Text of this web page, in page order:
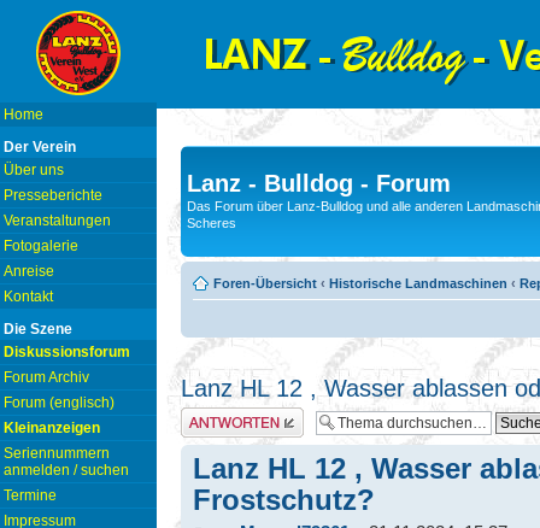
Home
Der Verein
Über uns
Presseberichte
Veranstaltungen
Fotogalerie
Anreise
Kontakt
Die Szene
Diskussionsforum
Forum Archiv
Forum (englisch)
Kleinanzeigen
Seriennummern
anmelden / suchen
Termine
Impressum
Lanz - Bulldog - Forum
Das Forum über Lanz-Bulldog und alle anderen
Scheres
Foren-Übersicht ‹ Historische Landmaschinen ‹
Lanz HL 12 , Wasser ablassen
Antwort erstellen
Lanz HL 12 , Wasser
Frostschutz?